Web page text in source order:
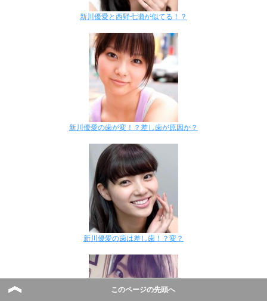
新川優愛と西野七瀬が似てる！？
新川優愛の歯が変！？差し歯が原因か？
新川優愛の歯は差し歯！？変？
このページの先頭へ